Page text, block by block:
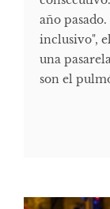
año
inclusivo",
una
son el